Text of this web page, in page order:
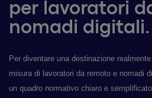
per lavoratori
nomadi digitali.
Per diventare una destinazione
misura di lavoratori da remoto e nomadi
un quadro normativo chiaro e